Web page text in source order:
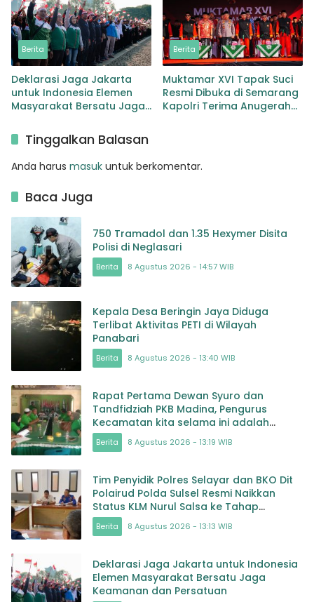
Berita
Deklarasi Jaga Jakarta
untuk Indonesia Elemen
Masyarakat Bersatu Jaga
Berita
Muktamar XVI Tapak Suci
Resmi Dibuka di Semarang
Kapolri Terima Anugerah
Tinggalkan Balasan
Anda harus masuk untuk berkomentar.
Baca Juga
750 Tramadol dan 1.35 Hexymer Disita
Polisi di Neglasari
Berita 8 Agustus 2026 - 14:57 WIB
Kepala Desa Beringin Jaya Diduga
Terlibat Aktivitas PETI di Wilayah
Panabari
Berita 8 Agustus 2026 - 13:40 WIB
Rapat Pertama Dewan Syuro dan
Tandfidziah PKB Madina, Pengurus
Kecamatan kita selama ini adalah
Tokoh
Berita 8 Agustus 2026 - 13:19 WIB
Tim Penyidik Polres Selayar dan BKO Dit
Polairud Polda Sulsel Resmi Naikkan
Status KLM Nurul Salsa ke Tahap
Penyidikan
Berita 8 Agustus 2026 - 13:13 WIB
Deklarasi Jaga Jakarta untuk Indonesia
Elemen Masyarakat Bersatu Jaga
Keamanan dan Persatuan